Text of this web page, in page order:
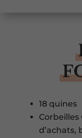
18 quines
Corbeilles
d’achats,